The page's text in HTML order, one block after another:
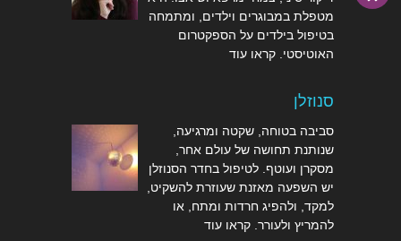
מטפלת במבוגרים וילדים, ומתמחה
בטיפול בילדים על הספקטרום
האוטיסטי. קראו עוד
סנוזלן
סביבה בטוחה, שקטה ומרגיעה,
שנותנת תחושה של עולם אחר,
מסקרן ועוטף. לטיפול בחדר הסנוזלן
יש השפעה מאזנת שעוזרת להשקיט,
למקד, ולהפיג חרדות ומתח, או
להמריץ ולעורר. קראו עוד